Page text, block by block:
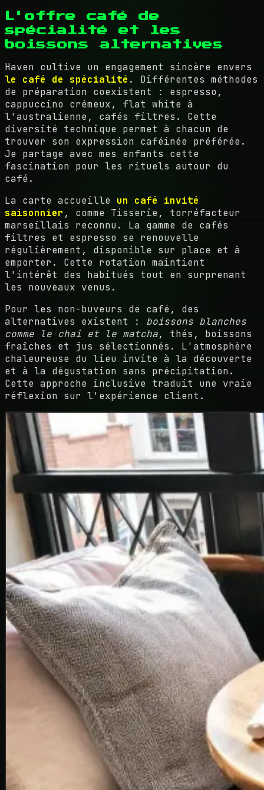
L'offre café de
spécialité et les
boissons alternatives
Haven cultive un engagement sincère envers
le café de spécialité . Différentes méthodes
de préparation coexistent : espresso,
cappuccino crémeux, flat white à
l'australienne, cafés filtres. Cette
diversité technique permet à chacun de
trouver son expression caféinée préférée.
Je partage avec mes enfants cette
fascination pour les rituels autour du
café.
La carte accueille un café invité
saisonnier , comme Tisserie, torréfacteur
marseillais reconnu. La gamme de cafés
filtres et espresso se renouvelle
régulièrement, disponible sur place et à
emporter. Cette rotation maintient
l'intérêt des habitués tout en surprenant
les nouveaux venus.
Pour les non-buveurs de café, des
alternatives existent : boissons blanches
comme le chai et le matcha, thés, boissons
fraîches et jus sélectionnés. L'atmosphère
chaleureuse du lieu invite à la découverte
et à la dégustation sans précipitation.
Cette approche inclusive traduit une vraie
réflexion sur l'expérience client.